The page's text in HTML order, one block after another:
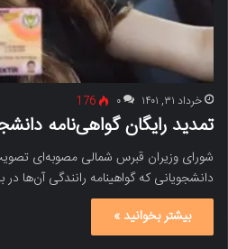
خرداد ۳۱, ۱۴۰۱ ۰ 176
تمدید رایگان گواهی‌نامه
شورای وزیران قبرس شمالی مصوبه‌ای
دانشجویانی که گواهینامه رانندگی‌ آن‌ها در
بیشتر بخوانید »